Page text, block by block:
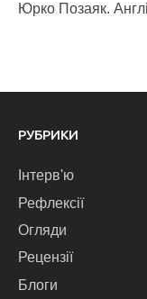
Юрко Позаяк.
РУБРИКИ
Інтерв'ю
Рефлексії
Огляди
Рецензії
Блоги